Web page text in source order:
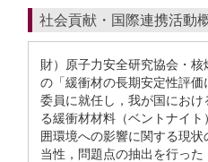
社会貢献・国際連携活動
財）原子力安全研究協会・
の「緩衝材の長期安定性評価
委員に就任し，我が国にお
る緩衝材材料（ベントナイ
囲環境への影響に関する現
当性，問題点の抽出を行った